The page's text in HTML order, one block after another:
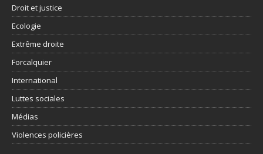
Droit et justice
Ecologie
Extrême droite
Forcalquier
International
Luttes sociales
Médias
Violences policières